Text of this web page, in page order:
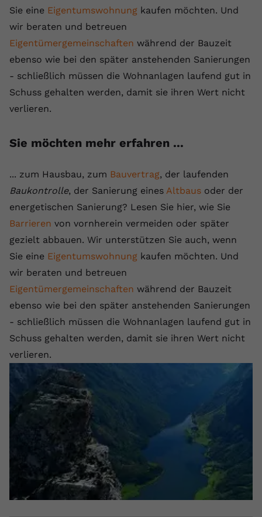
Sie eine Eigentumswohnung kaufen möchten. Und
wir beraten und betreuen
Eigentümergemeinschaften während der Bauzeit
ebenso wie bei den später anstehenden Sanierungen
- schließlich müssen die Wohnanlagen laufend gut in
Schuss gehalten werden, damit sie ihren Wert nicht
verlieren.
Sie möchten mehr erfahren ...
... zum Hausbau, zum Bauvertrag, der laufenden
Baukontrolle, der Sanierung eines Altbaus oder der
energetischen Sanierung? Lesen Sie hier, wie Sie
Barrieren von vornherein vermeiden oder später
gezielt abbauen. Wir unterstützen Sie auch, wenn
Sie eine Eigentumswohnung kaufen möchten. Und
wir beraten und betreuen
Eigentümergemeinschaften während der Bauzeit
ebenso wie bei den später anstehenden Sanierungen
- schließlich müssen die Wohnanlagen laufend gut in
Schuss gehalten werden, damit sie ihren Wert nicht
verlieren.